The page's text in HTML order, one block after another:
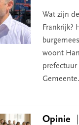
Wat zijn
Frankrijk?
woont
prefectuur
Opinie